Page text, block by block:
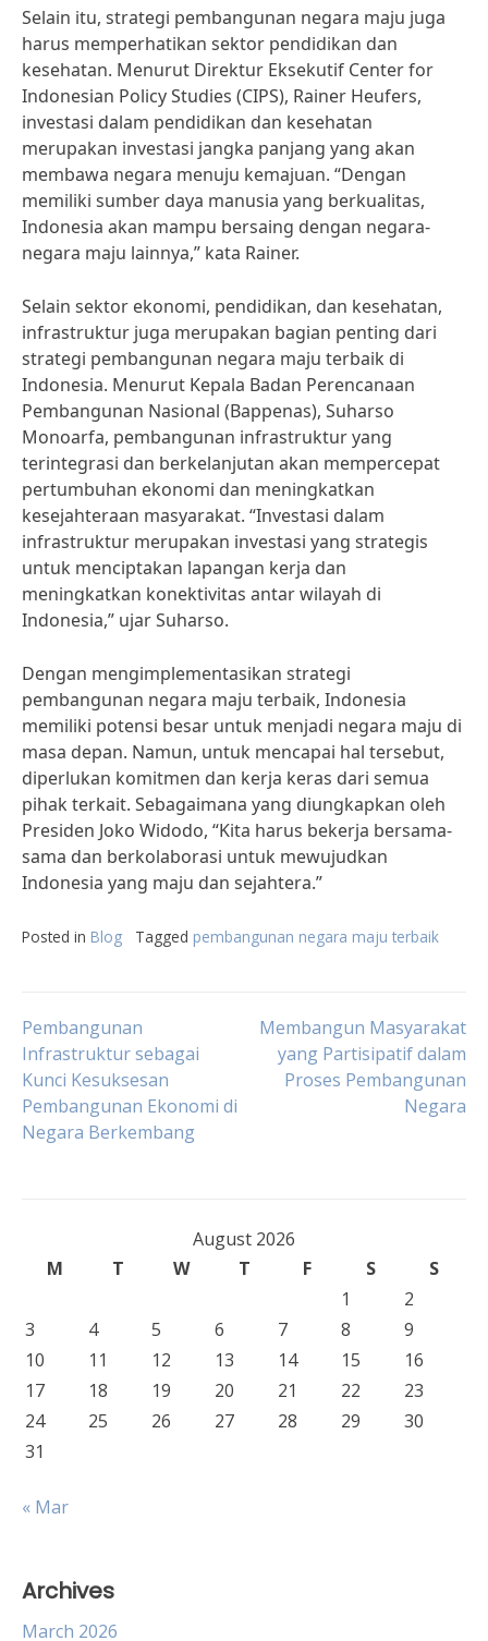
Selain itu, strategi pembangunan negara maju juga
harus memperhatikan sektor pendidikan dan
kesehatan. Menurut Direktur Eksekutif Center for
Indonesian Policy Studies (CIPS), Rainer Heufers,
investasi dalam pendidikan dan kesehatan
merupakan investasi jangka panjang yang akan
membawa negara menuju kemajuan. “Dengan
memiliki sumber daya manusia yang berkualitas,
Indonesia akan mampu bersaing dengan negara-
negara maju lainnya,” kata Rainer.
Selain sektor ekonomi, pendidikan, dan kesehatan,
infrastruktur juga merupakan bagian penting dari
strategi pembangunan negara maju terbaik di
Indonesia. Menurut Kepala Badan Perencanaan
Pembangunan Nasional (Bappenas), Suharso
Monoarfa, pembangunan infrastruktur yang
terintegrasi dan berkelanjutan akan mempercepat
pertumbuhan ekonomi dan meningkatkan
kesejahteraan masyarakat. “Investasi dalam
infrastruktur merupakan investasi yang strategis
untuk menciptakan lapangan kerja dan
meningkatkan konektivitas antar wilayah di
Indonesia,” ujar Suharso.
Dengan mengimplementasikan strategi
pembangunan negara maju terbaik, Indonesia
memiliki potensi besar untuk menjadi negara maju di
masa depan. Namun, untuk mencapai hal tersebut,
diperlukan komitmen dan kerja keras dari semua
pihak terkait. Sebagaimana yang diungkapkan oleh
Presiden Joko Widodo, “Kita harus bekerja bersama-
sama dan berkolaborasi untuk mewujudkan
Indonesia yang maju dan sejahtera.”
Posted in Blog Tagged pembangunan negara maju terbaik
Post
navigation
Pembangunan
Infrastruktur sebagai
Kunci Kesuksesan
Pembangunan Ekonomi di
Negara Berkembang
Membangun Masyarakat
yang Partisipatif dalam
Proses Pembangunan
Negara
August 2026
M
T W T F S
S
1
2
3
4 5 6 7 8
9
10
11 12 13 14 15
16
17
18 19 20 21 22
23
24
25 26 27 28 29
30
31
« Mar
Archives
March 2026